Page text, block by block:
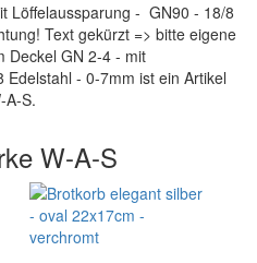
Löffelaussparung - GN90 - 18/8
Text gekürzt => bitte eigene
Deckel GN 2-4 - mit
- 0-7mm ist ein Artikel
A-S.
W-A-S